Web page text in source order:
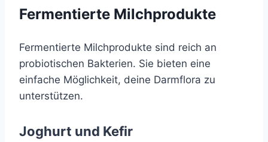
Fermentierte Milchprodukte
Fermentierte Milchprodukte sind reich an
probiotischen Bakterien. Sie bieten eine
einfache Möglichkeit, deine Darmflora zu
unterstützen.
Joghurt und Kefir